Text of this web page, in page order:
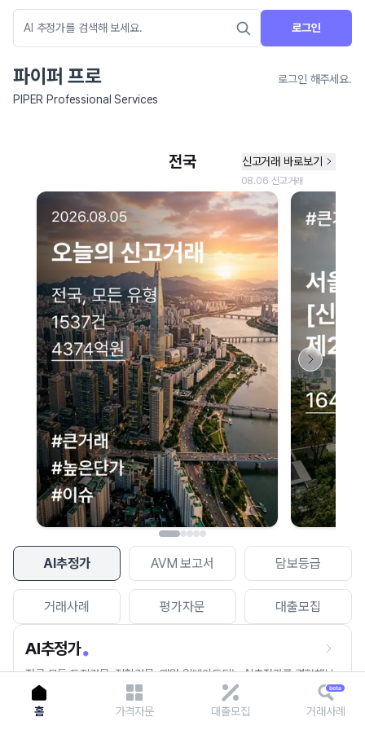
로그인
파이퍼 프로
로그인 해주세요.
PIPER Professional Services
AI추정가 AVM 보고서 담보등급
거래사례 평가자문 대출모집
AI추정가
전국 모든 토지건물, 집합건물, 매월 업데이트되는 AI추정가를 경험해보
세요.
네이버 지도 연결 안내
현재 네이버 지도 연결이 원활하지 않아 지도를 불러올 수 없습니다.
이용에 불편을 드려 죄송합니다.
다시 시도
홈 가격자문 대출모집 거래사례